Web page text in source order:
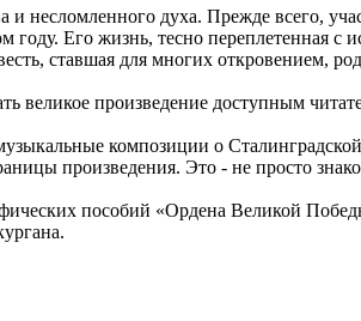
несломленного духа. Прежде всего,
Его жизнь, тесно переплетенная с
ставшая для многих откровением,
великое произведение доступным
композиции о
произведения. Это - не просто
пособий «Ордена Великой